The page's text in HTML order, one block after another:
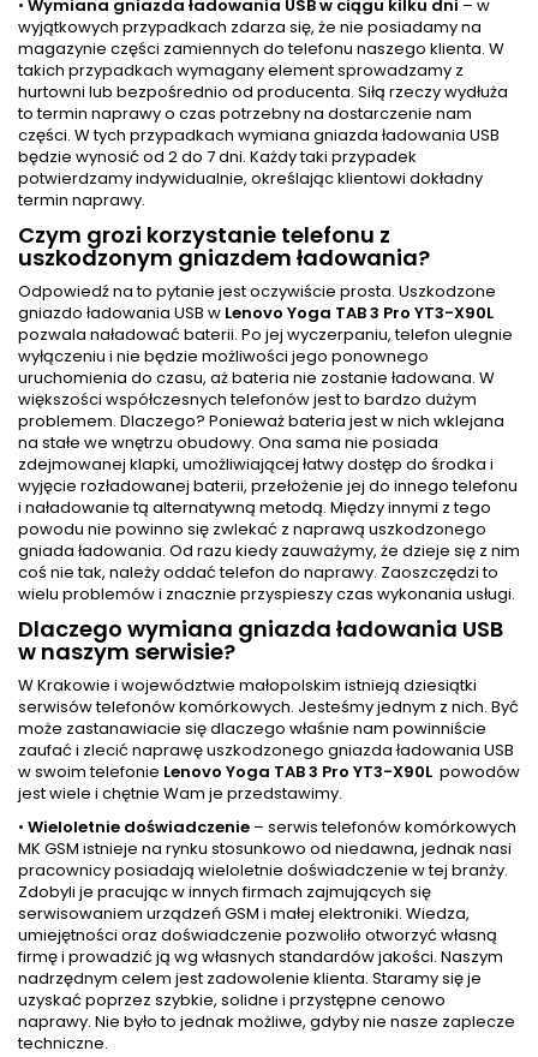
• Wymiana gniazda ładowania USB w ciągu kilku dni – w
wyjątkowych przypadkach zdarza się, że nie posiadamy na
magazynie części zamiennych do telefonu naszego klienta. W
takich przypadkach wymagany element sprowadzamy z
hurtowni lub bezpośrednio od producenta. Siłą rzeczy wydłuża
to termin naprawy o czas potrzebny na dostarczenie nam
części. W tych przypadkach wymiana gniazda ładowania USB
będzie wynosić od 2 do 7 dni. Każdy taki przypadek
potwierdzamy indywidualnie, określając klientowi dokładny
termin naprawy.
Czym grozi korzystanie telefonu z
uszkodzonym gniazdem ładowania?
Odpowiedź na to pytanie jest oczywiście prosta. Uszkodzone
gniazdo ładowania USB w Lenovo Yoga TAB 3 Pro YT3-X90L
pozwala naładować baterii. Po jej wyczerpaniu, telefon ulegnie
wyłączeniu i nie będzie możliwości jego ponownego
uruchomienia do czasu, aż bateria nie zostanie ładowana. W
większości współczesnych telefonów jest to bardzo dużym
problemem. Dlaczego? Ponieważ bateria jest w nich wklejana
na stałe we wnętrzu obudowy. Ona sama nie posiada
zdejmowanej klapki, umożliwiającej łatwy dostęp do środka i
wyjęcie rozładowanej baterii, przełożenie jej do innego telefonu
i naładowanie tą alternatywną metodą. Między innymi z tego
powodu nie powinno się zwlekać z naprawą uszkodzonego
gniada ładowania. Od razu kiedy zauważymy, że dzieje się z nim
coś nie tak, należy oddać telefon do naprawy. Zaoszczędzi to
wielu problemów i znacznie przyspieszy czas wykonania usługi.
Dlaczego wymiana gniazda ładowania USB
w naszym serwisie?
W Krakowie i województwie małopolskim istnieją dziesiątki
serwisów telefonów komórkowych. Jesteśmy jednym z nich. Być
może zastanawiacie się dlaczego właśnie nam powinniście
zaufać i zlecić naprawę uszkodzonego gniazda ładowania USB
w swoim telefonie Lenovo Yoga TAB 3 Pro YT3-X90L powodów
jest wiele i chętnie Wam je przedstawimy.
• Wieloletnie doświadczenie – serwis telefonów komórkowych
MK GSM istnieje na rynku stosunkowo od niedawna, jednak nasi
pracownicy posiadają wieloletnie doświadczenie w tej branży.
Zdobyli je pracując w innych firmach zajmujących się
serwisowaniem urządzeń GSM i małej elektroniki. Wiedza,
umiejętności oraz doświadczenie pozwoliło otworzyć własną
firmę i prowadzić ją wg własnych standardów jakości. Naszym
nadrzędnym celem jest zadowolenie klienta. Staramy się je
uzyskać poprzez szybkie, solidne i przystępne cenowo
naprawy. Nie było to jednak możliwe, gdyby nie nasze zaplecze
techniczne.